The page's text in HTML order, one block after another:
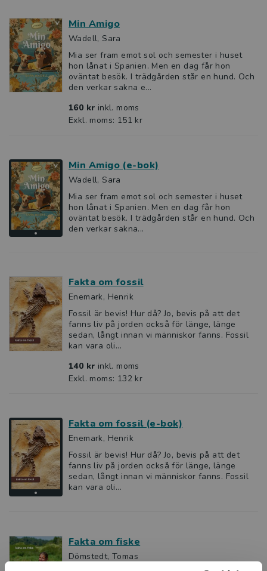
Min Amigo
Wadell, Sara
Mia ser fram emot sol och semester i huset
hon lånat i Spanien. Men en dag får hon
oväntat besök. I trädgården står en hund. Och
den verkar sakna e...
160 kr inkl. moms
Exkl. moms: 151 kr
Min Amigo (e-bok)
Wadell, Sara
Mia ser fram emot sol och semester i huset
hon lånat i Spanien. Men en dag får hon
oväntat besök. I trädgården står en hund. Och
den verkar sakna...
Fakta om fossil
Enemark, Henrik
Fossil är bevis! Hur då? Jo, bevis på att det
fanns liv på jorden också för länge, länge
sedan, långt innan vi människor fanns. Fossil
kan vara oli...
140 kr inkl. moms
Exkl. moms: 132 kr
Fakta om fossil (e-bok)
Enemark, Henrik
Fossil är bevis! Hur då? Jo, bevis på att det
fanns liv på jorden också för länge, länge
sedan, långt innan vi människor fanns. Fossil
kan vara oli...
Fakta om fiske
Dömstedt, Tomas